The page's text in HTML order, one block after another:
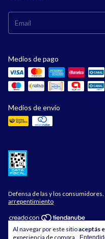
Al navegar por este sitioaceptás
experiencia de compra.
Medios de pago
Medios de envío
Defensa de las y los
arrepentimiento
Copyright Digirodeoshop - 2026.